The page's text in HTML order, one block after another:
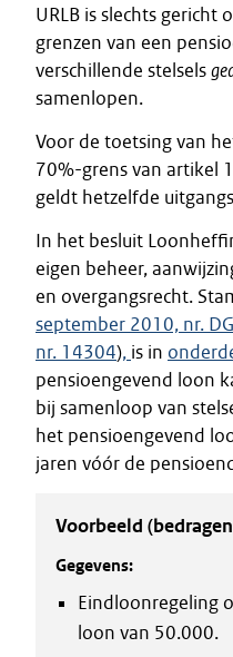
URLB is slechts gericht
grenzen van een
verschillende stelsels
samenlopen.
Voor de toetsing van
70%-grens van artikel
geldt hetzelfde
In het besluit
eigen beheer,
en overgangsrecht.
september 2010, nr.
nr. 14304), is in
pensioengevend loon
bij samenloop van
het pensioengevend
jaren vóór de
Voorbeeld
Gegevens:
Eindloonregeling
loon van 50.000.